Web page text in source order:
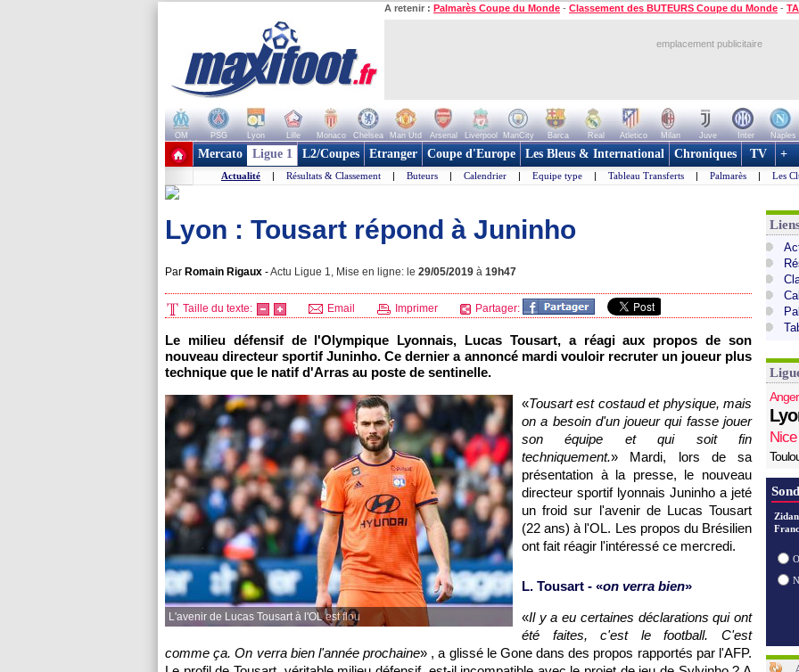
A retenir : Palmarès Coupe du Monde - Classement des BUTEURS Coupe du Monde -
emplacement publicitaire
OM PSG Lyon Lille Monaco Chelsea Man Utd Arsenal Liverpool ManCity Barca Real Atletico Milan Juve Inter Naples
+ de clubs
Mercato Ligue 1 L2/Coupes Etranger Coupe d'Europe Les Bleus & International Chroniques TV +
Actualité | Résultats & Classement | Buteurs | Calendrier | Equipe type | Tableau Transferts | Palmarès | Les
Lyon : Tousart répond à Juninho
Par Romain Rigaux -Actu Ligue 1, Mise en ligne: le 29/05/2019 à 19h47
Taille du texte: Email Imprimer Partager:
Le milieu défensif de l'Olympique Lyonnais, Lucas Tousart, a réagi aux propos de son
nouveau directeur sportif Juninho. Ce dernier a annoncé mardi vouloir recruter un joueur plus
technique que le natif d'Arras au poste de sentinelle.
L'avenir de Lucas Tousart à l'OL est flou
«Tousart est costaud et physique, mais
on a besoin d'un joueur qui fasse jouer
son équipe et qui soit fin
techniquement.» Mardi, lors de sa
présentation à la presse, le nouveau
directeur sportif lyonnais Juninho a jeté
un froid sur l'avenir de Lucas Tousart
(22 ans) à l'OL. Les propos du Brésilien
ont fait réagir l'intéressé ce mercredi.
L. Tousart - «on verra bien»
«Il y a eu certaines déclarations qui ont
été faites, c'est le football. C'est
comme ça. On verra bien l'année prochaine» , a glissé le Gone dans des propos rapportés par l'AFP.
Nice